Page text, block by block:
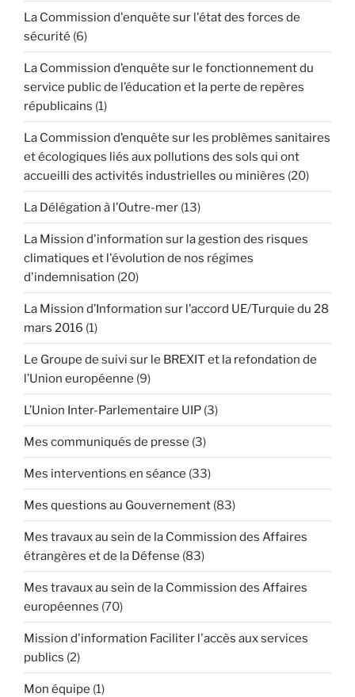
La Commission d'enquête sur l'état des forces de
sécurité (6)
La Commission d’enquête sur le fonctionnement du
service public de l’éducation et la perte de repères
républicains (1)
La Commission d’enquête sur les problèmes sanitaires
et écologiques liés aux pollutions des sols qui ont
accueilli des activités industrielles ou minières (20)
La Délégation à l’Outre-mer (13)
La Mission d'information sur la gestion des risques
climatiques et l'évolution de nos régimes
d'indemnisation (20)
La Mission d’Information sur l’accord UE/Turquie du 28
mars 2016 (1)
Le Groupe de suivi sur le BREXIT et la refondation de
l’Union européenne (9)
L’Union Inter-Parlementaire UIP (3)
Mes communiqués de presse (3)
Mes interventions en séance (33)
Mes questions au Gouvernement (83)
Mes travaux au sein de la Commission des Affaires
étrangères et de la Défense (83)
Mes travaux au sein de la Commission des Affaires
européennes (70)
Mission d'information Faciliter l'accès aux services
publics (2)
Mon équipe (1)